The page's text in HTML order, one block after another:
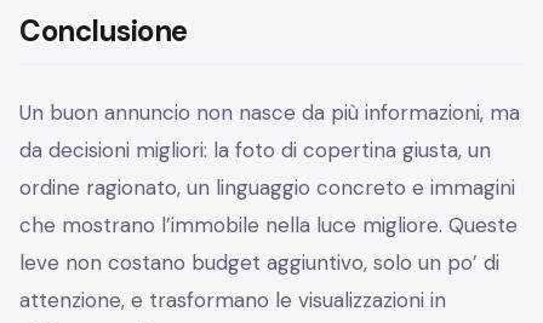
Conclusione
Un buon annuncio non nasce da più informazioni, ma
da decisioni migliori: la foto di copertina giusta, un
ordine ragionato, un linguaggio concreto e immagini
che mostrano l’immobile nella luce migliore. Queste
leve non costano budget aggiuntivo, solo un po’ di
attenzione, e trasformano le visualizzazioni in